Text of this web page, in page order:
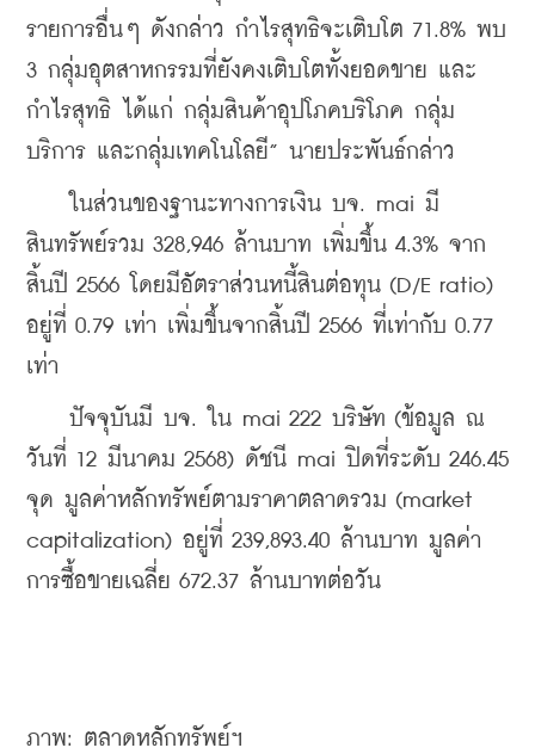
รายการอื่นๆ ดังกล่าว กำไรสุทธิจะเติบโต 71.8% พบ
3 กลุ่มอุตสาหกรรมที่ยังคงเติบโตทั้งยอดขาย และ
กำไรสุทธิ ได้แก่ กลุ่มสินค้าอุปโภคบริโภค กลุ่ม
บริการ และกลุ่มเทคโนโลยี” นายประพันธ์กล่าว
ในส่วนของฐานะทางการเงิน บจ. mai มี
สินทรัพย์รวม 328,946 ล้านบาท เพิ่มขึ้น 4.3% จาก
สิ้นปี 2566 โดยมีอัตราส่วนหนี้สินต่อทุน (D/E ratio)
อยู่ที่ 0.79 เท่า เพิ่มขึ้นจากสิ้นปี 2566 ที่เท่ากับ 0.77
เท่า
ปัจจุบันมี บจ. ใน mai 222 บริษัท (ข้อมูล ณ
วันที่ 12 มีนาคม 2568) ดัชนี mai ปิดที่ระดับ 246.45
จุด มูลค่าหลักทรัพย์ตามราคาตลาดรวม (market
capitalization) อยู่ที่ 239,893.40 ล้านบาท มูลค่า
การซื้อขายเฉลี่ย 672.37 ล้านบาทต่อวัน
ภาพ: ตลาดหลักทรัพย์ฯ